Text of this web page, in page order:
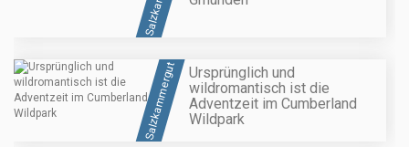
Salzkammergut
Ursprünglich und
wildromantisch ist die
Adventzeit im Cumberland
Wildpark